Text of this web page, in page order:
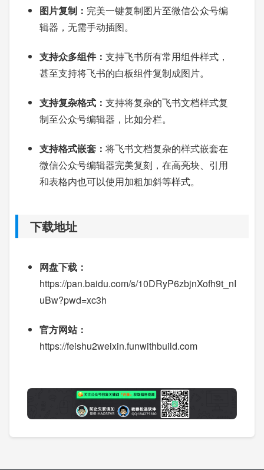
图片复制： 完美一键复制图片至微信公众号编
辑器，无需手动插图。
支持众多组件： 支持飞书所有常用组件样式，
甚至支持将飞书的白板组件复制成图片。
支持复杂格式： 支持将复杂的飞书文档样式复
制至公众号编辑器，比如分栏。
支持格式嵌套： 将飞书文档复杂的样式嵌套在
微信公众号编辑器完美复刻，在高亮块、引用
和表格内也可以使用加粗加斜等样式。
下载地址
网盘下载：
https://pan.baidu.com/s/10DRyP6zbjnXofh9t_nI
uBw?pwd=xc3h
官方网站：
https://feishu2weixin.funwithbuild.com